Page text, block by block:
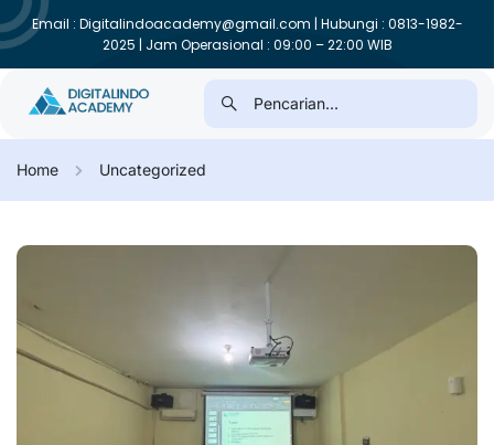
Email : Digitalindoacademy@gmail.com | Hubungi : 0813-1982-
2025 | Jam Operasional : 09:00 – 22:00 WIB
Home Uncategorized